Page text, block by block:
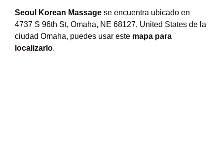
Seoul Korean Massage se encuentra ubicado en
4737 S 96th St, Omaha, NE 68127, United States de la
ciudad Omaha, puedes usar este mapa para
localizarlo.